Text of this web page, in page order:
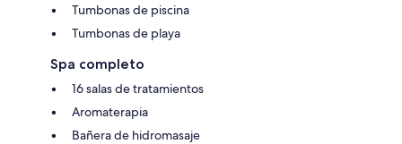
Tumbonas de piscina
Tumbonas de playa
Spa completo
16 salas de tratamientos
Aromaterapia
Bañera de hidromasaje